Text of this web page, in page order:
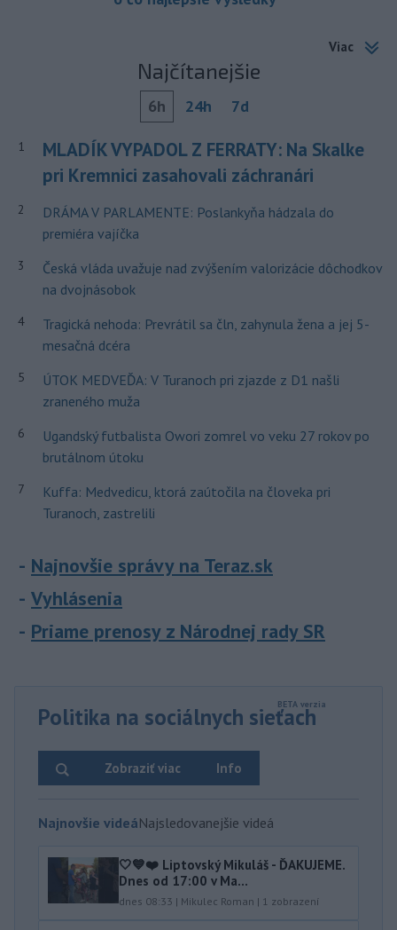
Viac
Najčítanejšie
6h 24h 7d
1
MLADÍK VYPADOL Z FERRATY: Na Skalke
pri Kremnici zasahovali záchranári
2
DRÁMA V PARLAMENTE: Poslankyňa hádzala do
premiéra vajíčka
3
Česká vláda uvažuje nad zvýšením valorizácie dôchodkov
na dvojnásobok
4
Tragická nehoda: Prevrátil sa čln, zahynula žena a jej 5-
mesačná dcéra
5
ÚTOK MEDVEĎA: V Turanoch pri zjazde z D1 našli
zraneného muža
6
Ugandský futbalista Owori zomrel vo veku 27 rokov po
brutálnom útoku
7
Kuffa: Medvedicu, ktorá zaútočila na človeka pri
Turanoch, zastrelili
Najnovšie správy na Teraz.sk
Vyhlásenia
Priame prenosy z Národnej rady SR
Politika na sociálnych sieťach
Info
Zobraziť viac
Najnovšie videáNajsledovanejšie videá
🤍💙❤️ Liptovský Mikuláš - ĎAKUJEME.
Dnes od 17:00 v Ma...
dnes 08:33 | Mikulec Roman | 1 zobrazení